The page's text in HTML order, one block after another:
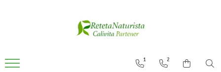
Antistress / Stare depresie
Contact / Despre Noi
Despre noi
1 2